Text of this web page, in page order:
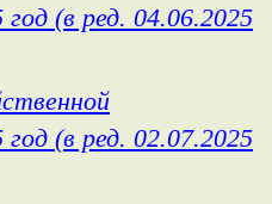
(в ред. 04.06.2025
(в ред. 02.07.2025